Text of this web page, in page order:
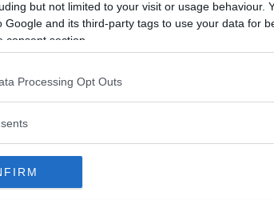
but not limited to your visit or usage behaviour.
Google and its third-party tags to use your data for
consent section.
Processing Opt Outs
GÅNGBRO ÖVER
LÅNGSJÖN